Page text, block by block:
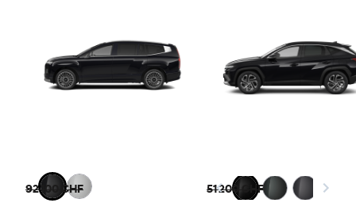
92 100 CHF 51 200 CHF